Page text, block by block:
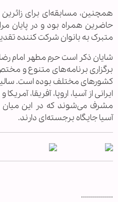
همچنین، مسابقه‌ای برای
حاضرین همراه بود و در پایان
متبرک به بانوان شرکت کننده
شایان ذکر است حرم مطهر امام
برگزاری برنامه‌های متنوع و مختص
ایرانی از آسیا، اروپا، آفریقا،
مشرف می‌شوند که در این میان
آسیا جایگاه برجسته‌ای دارند.
................